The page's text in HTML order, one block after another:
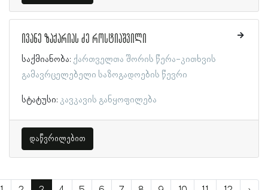
ივანე ზაქარიას ძე როსტიაშვილი
საქმიანობა: ქართველთა შორის წერა-კითხვის
გამავრცელებელი საზოგადოების წევრი
სტატუსი: კავკავის განყოფილება
დაწვრილებით